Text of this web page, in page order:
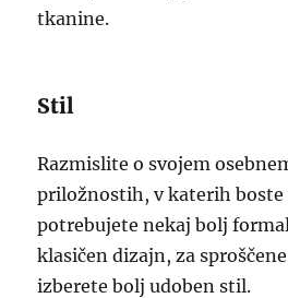
tkanine.
Stil
Razmislite o svojem
priložnostih, v katerih boste
potrebujete nekaj bolj
klasičen dizajn, za
izberete bolj udoben stil.